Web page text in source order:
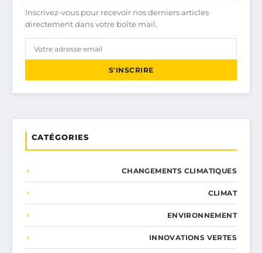
Inscrivez-vous pour recevoir nos derniers articles
directement dans votre boîte mail.
S'INSCRIRE
CATÉGORIES
CHANGEMENTS CLIMATIQUES
CLIMAT
ENVIRONNEMENT
INNOVATIONS VERTES